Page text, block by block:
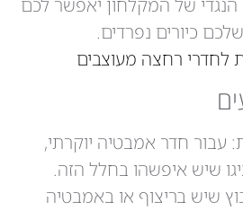
הנגדי של המקלחון יאפשר לכם
שלכם כיורים נפרדים.
עבור חדר אמבטיה יוקרתי,
שיש איפשהו בחלל הזה.
שיש בריצוף או באמבטיה